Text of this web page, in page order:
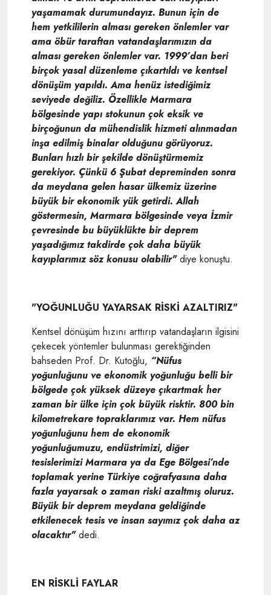
yaşamamak durumundayız. Bunun için de
hem yetkililerin alması gereken önlemler var
ama öbür taraftan vatandaşlarımızın da
alması gereken önlemler var. 1999’dan beri
birçok yasal düzenleme çıkartıldı ve kentsel
dönüşüm yapıldı. Ama henüz istediğimiz
seviyede değiliz. Özellikle Marmara
bölgesinde yapı stokunun çok eksik ve
birçoğunun da mühendislik hizmeti alınmadan
inşa edilmiş binalar olduğunu görüyoruz.
Bunları hızlı bir şekilde dönüştürmemiz
gerekiyor. Çünkü 6 Şubat depreminden sonra
da meydana gelen hasar ülkemiz üzerine
büyük bir ekonomik yük getirdi. Allah
göstermesin, Marmara bölgesinde veya İzmir
çevresinde bu büyüklükte bir deprem
yaşadığımız takdirde çok daha büyük
kayıplarımız söz konusu olabilir"diye konuştu.
"YOĞUNLUĞU YAYARSAK RİSKİ AZALTIRIZ"
Kentsel dönüşüm hızını arttırıp vatandaşların ilgisini
çekecek yöntemler bulunması gerektiğinden
bahseden Prof. Dr. Kutoğlu, “Nüfus
yoğunluğunu ve ekonomik yoğunluğu belli bir
bölgede çok yüksek düzeye çıkartmak her
zaman bir ülke için çok büyük risktir. 800 bin
kilometrekare topraklarımız var. Hem nüfus
yoğunluğunu hem de ekonomik
yoğunluğumuzu, endüstrimizi, diğer
tesislerimizi Marmara ya da Ege Bölgesi’nde
toplamak yerine Türkiye coğrafyasına daha
fazla yayarsak o zaman riski azaltmış oluruz.
Büyük bir deprem meydana geldiğinde
etkilenecek tesis ve insan sayımız çok daha az
olacaktır"dedi.
EN RİSKLİ FAYLAR